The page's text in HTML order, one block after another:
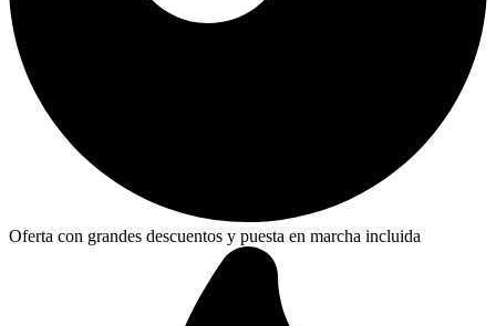
Oferta con grandes descuentos y puesta en marcha incluida